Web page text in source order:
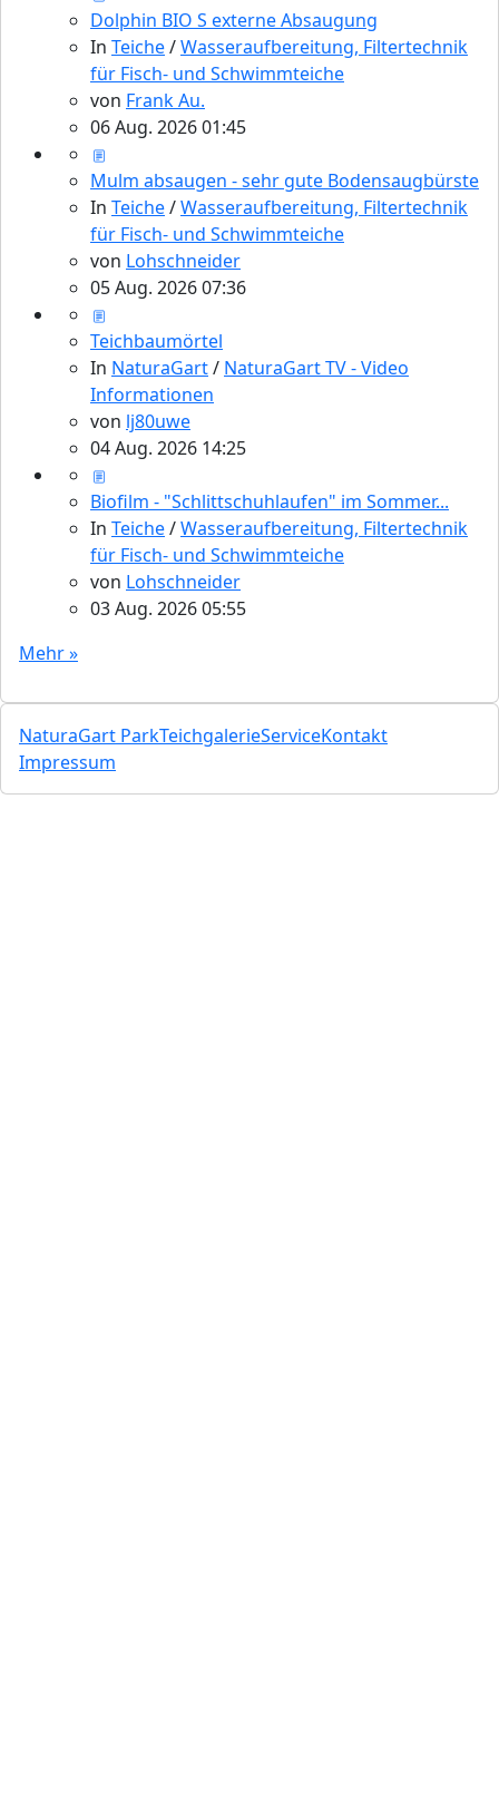
Dolphin BIO S externe Absaugung
In Teiche/Wasseraufbereitung, Filtertechnik
für Fisch- und Schwimmteiche
von Frank Au.
06 Aug. 2026 01:45
Mulm absaugen - sehr gute Bodensaugbürste
In Teiche/Wasseraufbereitung, Filtertechnik
für Fisch- und Schwimmteiche
von Lohschneider
05 Aug. 2026 07:36
Teichbaumörtel
In NaturaGart/ NaturaGart TV - Video
Informationen
von lj80uwe
04 Aug. 2026 14:25
Biofilm - "Schlittschuhlaufen" im Sommer...
In Teiche/Wasseraufbereitung, Filtertechnik
für Fisch- und Schwimmteiche
von Lohschneider
03 Aug. 2026 05:55
Mehr »
NaturaGart ParkTeichgalerieServiceKontakt
Impressum